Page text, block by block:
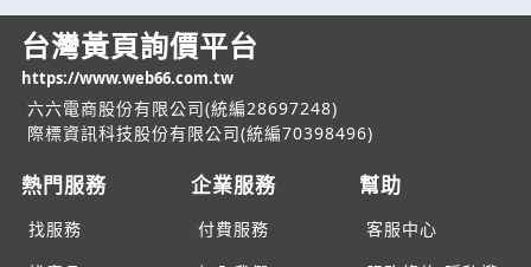
台灣黃頁詢價平台
https://www.web66.com.tw
六六電商股份有限公司(統編28697248)
際標資訊科技股份有限公司(統編70398496)
熱門服務
找服務
企業服務
付費服務
幫助
客服中心